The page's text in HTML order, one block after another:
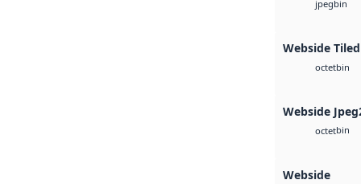
jpegbin
Webside
octetbin
Webside
octetbin
Webside